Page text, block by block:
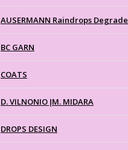
AUSERMANN Raindrops Degrade
BC GARN
COATS
D. VILNONIO ĮM. MIDARA
DROPS DESIGN